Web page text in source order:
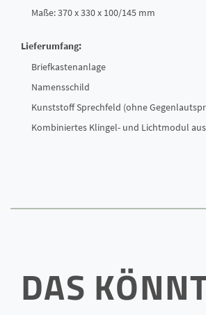
Maße: 370 x 330 x 100/145 mm
Lieferumfang:
Briefkastenanlage
Namensschild
Kunststoff Sprechfeld (ohne
Kombiniertes Klingel- und Lichtmodul
DAS